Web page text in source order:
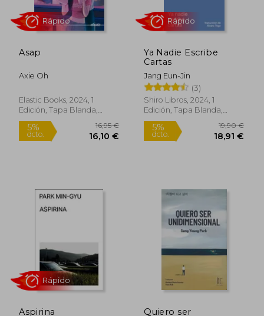
Asap
Axie Oh
Elastic Books, 2024, 1
Edición, Tapa Blanda,
Nuevo
Rápido
Ya Nadie Escribe
Cartas
Jang Eun-Jin
(3)
Shiro Libros, 2024, 1
Edición, Tapa Blanda,
Nuevo
5%
dcto.
Rápido
Aspirina
Quiero ser